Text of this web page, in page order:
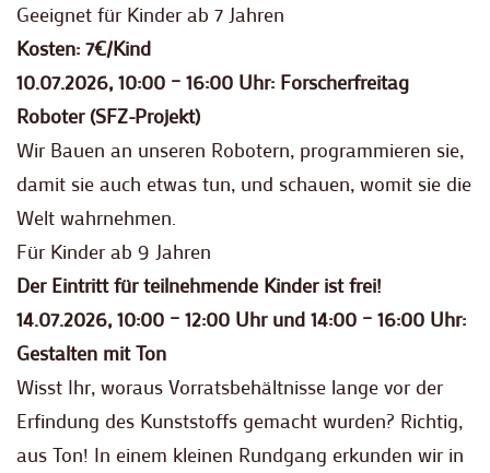
Geeignet für Kinder ab 7 Jahren
Kosten: 7€/Kind
10.07.2026, 10:00 – 16:00 Uhr: Forscherfreitag
Roboter (SFZ-Projekt)
Wir Bauen an unseren Robotern, programmieren sie,
damit sie auch etwas tun, und schauen, womit sie die
Welt wahrnehmen.
Für Kinder ab 9 Jahren
Der Eintritt für teilnehmende Kinder ist frei!
14.07.2026, 10:00 – 12:00 Uhr und 14:00 – 16:00 Uhr:
Gestalten mit Ton
Wisst Ihr, woraus Vorratsbehältnisse lange vor der
Erfindung des Kunststoffs gemacht wurden? Richtig,
aus Ton! In einem kleinen Rundgang erkunden wir in